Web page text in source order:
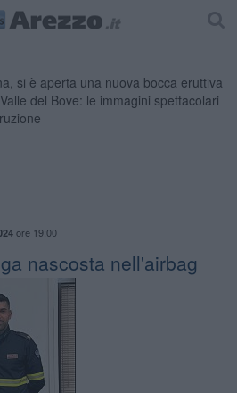
ore 19:00
nascosta nell'airbag